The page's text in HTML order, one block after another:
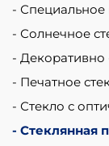
of
ranging
from
glass
Солнечное
Декоративно
Печатное
Стекло с
Стеклянная